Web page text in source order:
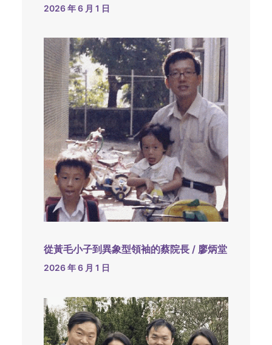
2026 年 6 月 1 日
從黃毛小子到異象型領袖的蔡院長 / 廖炳堂
2026 年 6 月 1 日